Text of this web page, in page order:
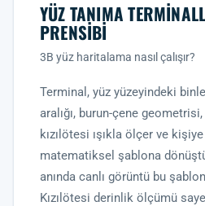
YÜZ TANIMA
PRENSIBI
3B yüz haritalama nasıl çalışır?
Terminal, yüz yüzeyindeki
aralığı, burun-çene
kızılötesi ışıkla ölçer ve
matematiksel şablona
anında canlı görüntü bu
Kızılötesi derinlik ölçümü